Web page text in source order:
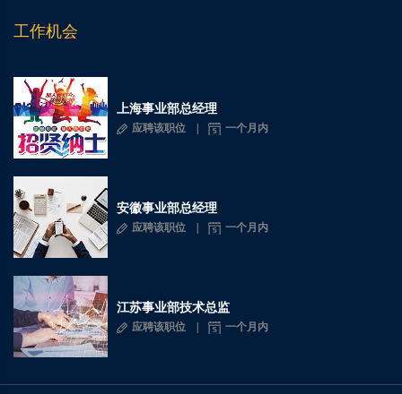
工作机会
上海事业部总经理
应聘该职位 一个月内
安徽事业部总经理
应聘该职位 一个月内
江苏事业部技术总监
应聘该职位 一个月内